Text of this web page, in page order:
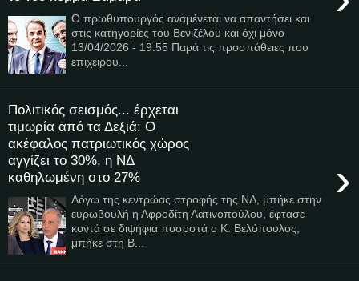
Ο πρωθυπουργός αναμένεται να απαντήσει και
στις κατηγορίες του Βενιζέλου και όχι μόνο
13/04/2026 - 19:55 Παρά τις προσπάθειες που
επιχειρού...
Πολιτικός σεισμός... έρχεται
τιμωρία από τα Δεξιά: Ο
ακέφαλος πατριωτικός χώρος
αγγίζει το 30%, η ΝΔ
καθηλωμένη στο 27%
›
Λόγω της κεντρώας στροφής της ΝΔ, μπήκε στην
ευρωβουλή η Αφροδίτη Λατινοπούλου, έφτασε
κοντά σε διψήφια ποσοστά ο Κ. Βελόπουλος,
μπήκε στη Β...